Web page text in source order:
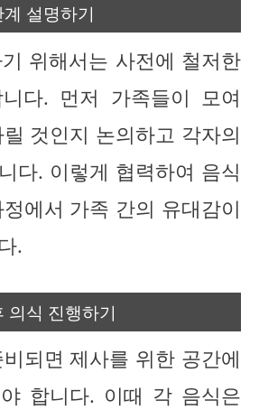
설명하기
위해서는 사전에 철저한
다. 먼저 가족들이 모여
것인지 논의하고 각자의
다. 이렇게 협력하여 음식
에서 가족 간의 유대감이
.
의식 진행하기
되면 제사를 위한 공간에
합니다. 이때 각 음식은